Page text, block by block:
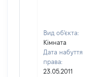
Вид об'єкта:
Кімната
Дата набуття
права:
23.05.2011